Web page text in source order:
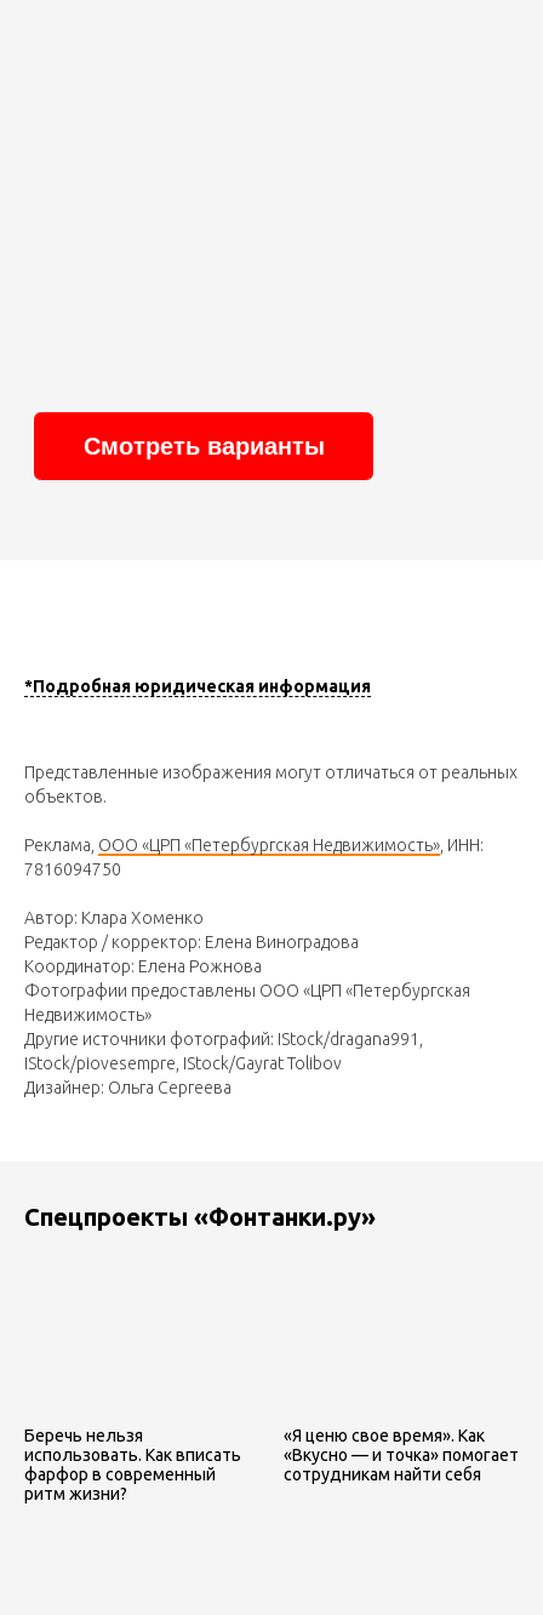
*Подробная юридическая информация
Представленные изображения могут отличаться от реальных
объектов.
Реклама, ООО «ЦРП «Петербургская Недвижимость» , ИНН:
7816094750
Автор: Клара Хоменко
Редактор / корректор: Елена Виноградова
Координатор: Елена Рожнова
Фотографии предоставлены ООО «ЦРП «Петербургская
Недвижимость»
Другие источники фотографий: IStock/dragana991,
IStock/piovesempre, IStock/Gayrat Tolibov
Дизайнер: Ольга Сергеева
Спецпроекты «Фонтанки.ру»
Беречь нельзя
использовать. Как вписать
фарфор в современный
ритм жизни?
«Я ценю свое время». Как
«Вкусно — и точка» помогает
сотрудникам найти себя